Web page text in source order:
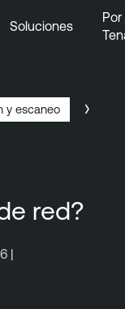
Soluciones
y escaneo
red?
|